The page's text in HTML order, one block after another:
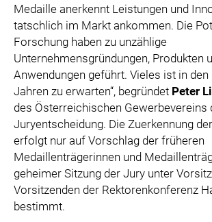
Medaille anerkennt Leistungen und
tatschlich im Markt ankommen. Die
Forschung haben zu unzählige
Unternehmensgründungen, Produkten
Anwendungen geführt. Vieles ist in den
Jahren zu erwarten“, begründet Peter
des Österreichischen Gewerbevereins
Juryentscheidung. Die Zuerkennung
erfolgt nur auf Vorschlag der früheren
Medaillenträgerinnen und
geheimer Sitzung der Jury unter
Vorsitzenden der Rektorenkonferenz
bestimmt.